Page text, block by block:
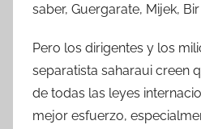
saber, Guergarate, Mijek,
Pero los dirigentes y los
separatista saharaui creen
de todas las leyes
mejor esfuerzo,